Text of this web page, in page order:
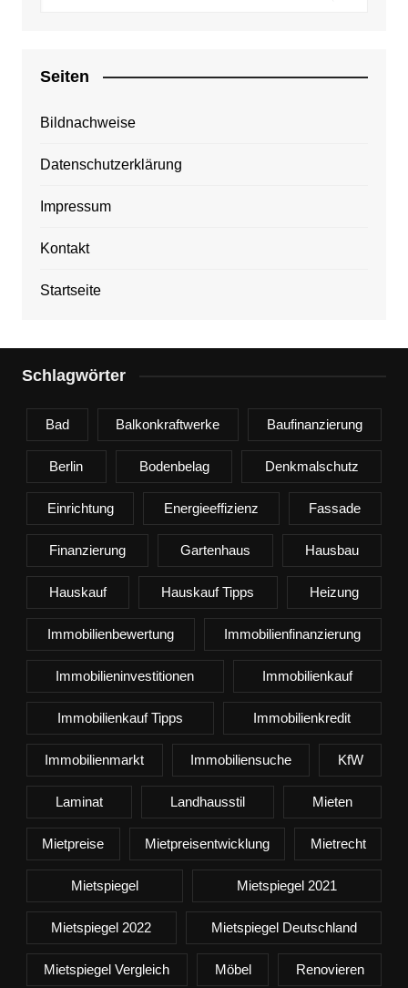
Seiten
Bildnachweise
Datenschutzerklärung
Impressum
Kontakt
Startseite
Schlagwörter
Bad Balkonkraftwerke Baufinanzierung
Berlin Bodenbelag Denkmalschutz
Einrichtung Energieeffizienz Fassade
Finanzierung Gartenhaus Hausbau
Hauskauf Hauskauf Tipps Heizung
Immobilienbewertung Immobilienfinanzierung
Immobilieninvestitionen Immobilienkauf
Immobilienkauf Tipps Immobilienkredit
Immobilienmarkt Immobiliensuche KfW
Laminat Landhausstil Mieten
Mietpreise Mietpreisentwicklung Mietrecht
Mietspiegel Mietspiegel 2021
Mietspiegel 2022 Mietspiegel Deutschland
Mietspiegel Vergleich Möbel Renovieren